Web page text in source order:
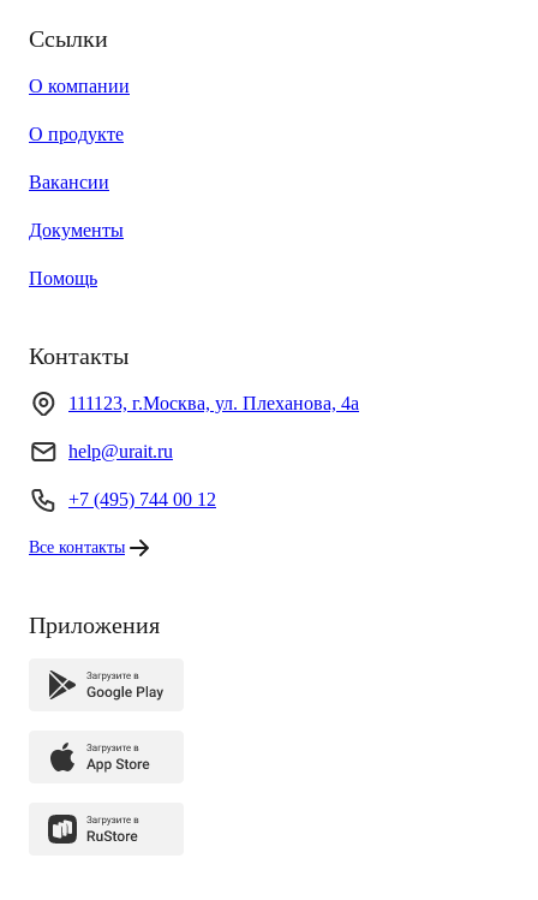
Ссылки
О компании
О продукте
Вакансии
Документы
Помощь
Контакты
111123, г.Москва, ул. Плеханова, 4а
help@urait.ru
+7 (495) 744 00 12
Все контакты
Приложения